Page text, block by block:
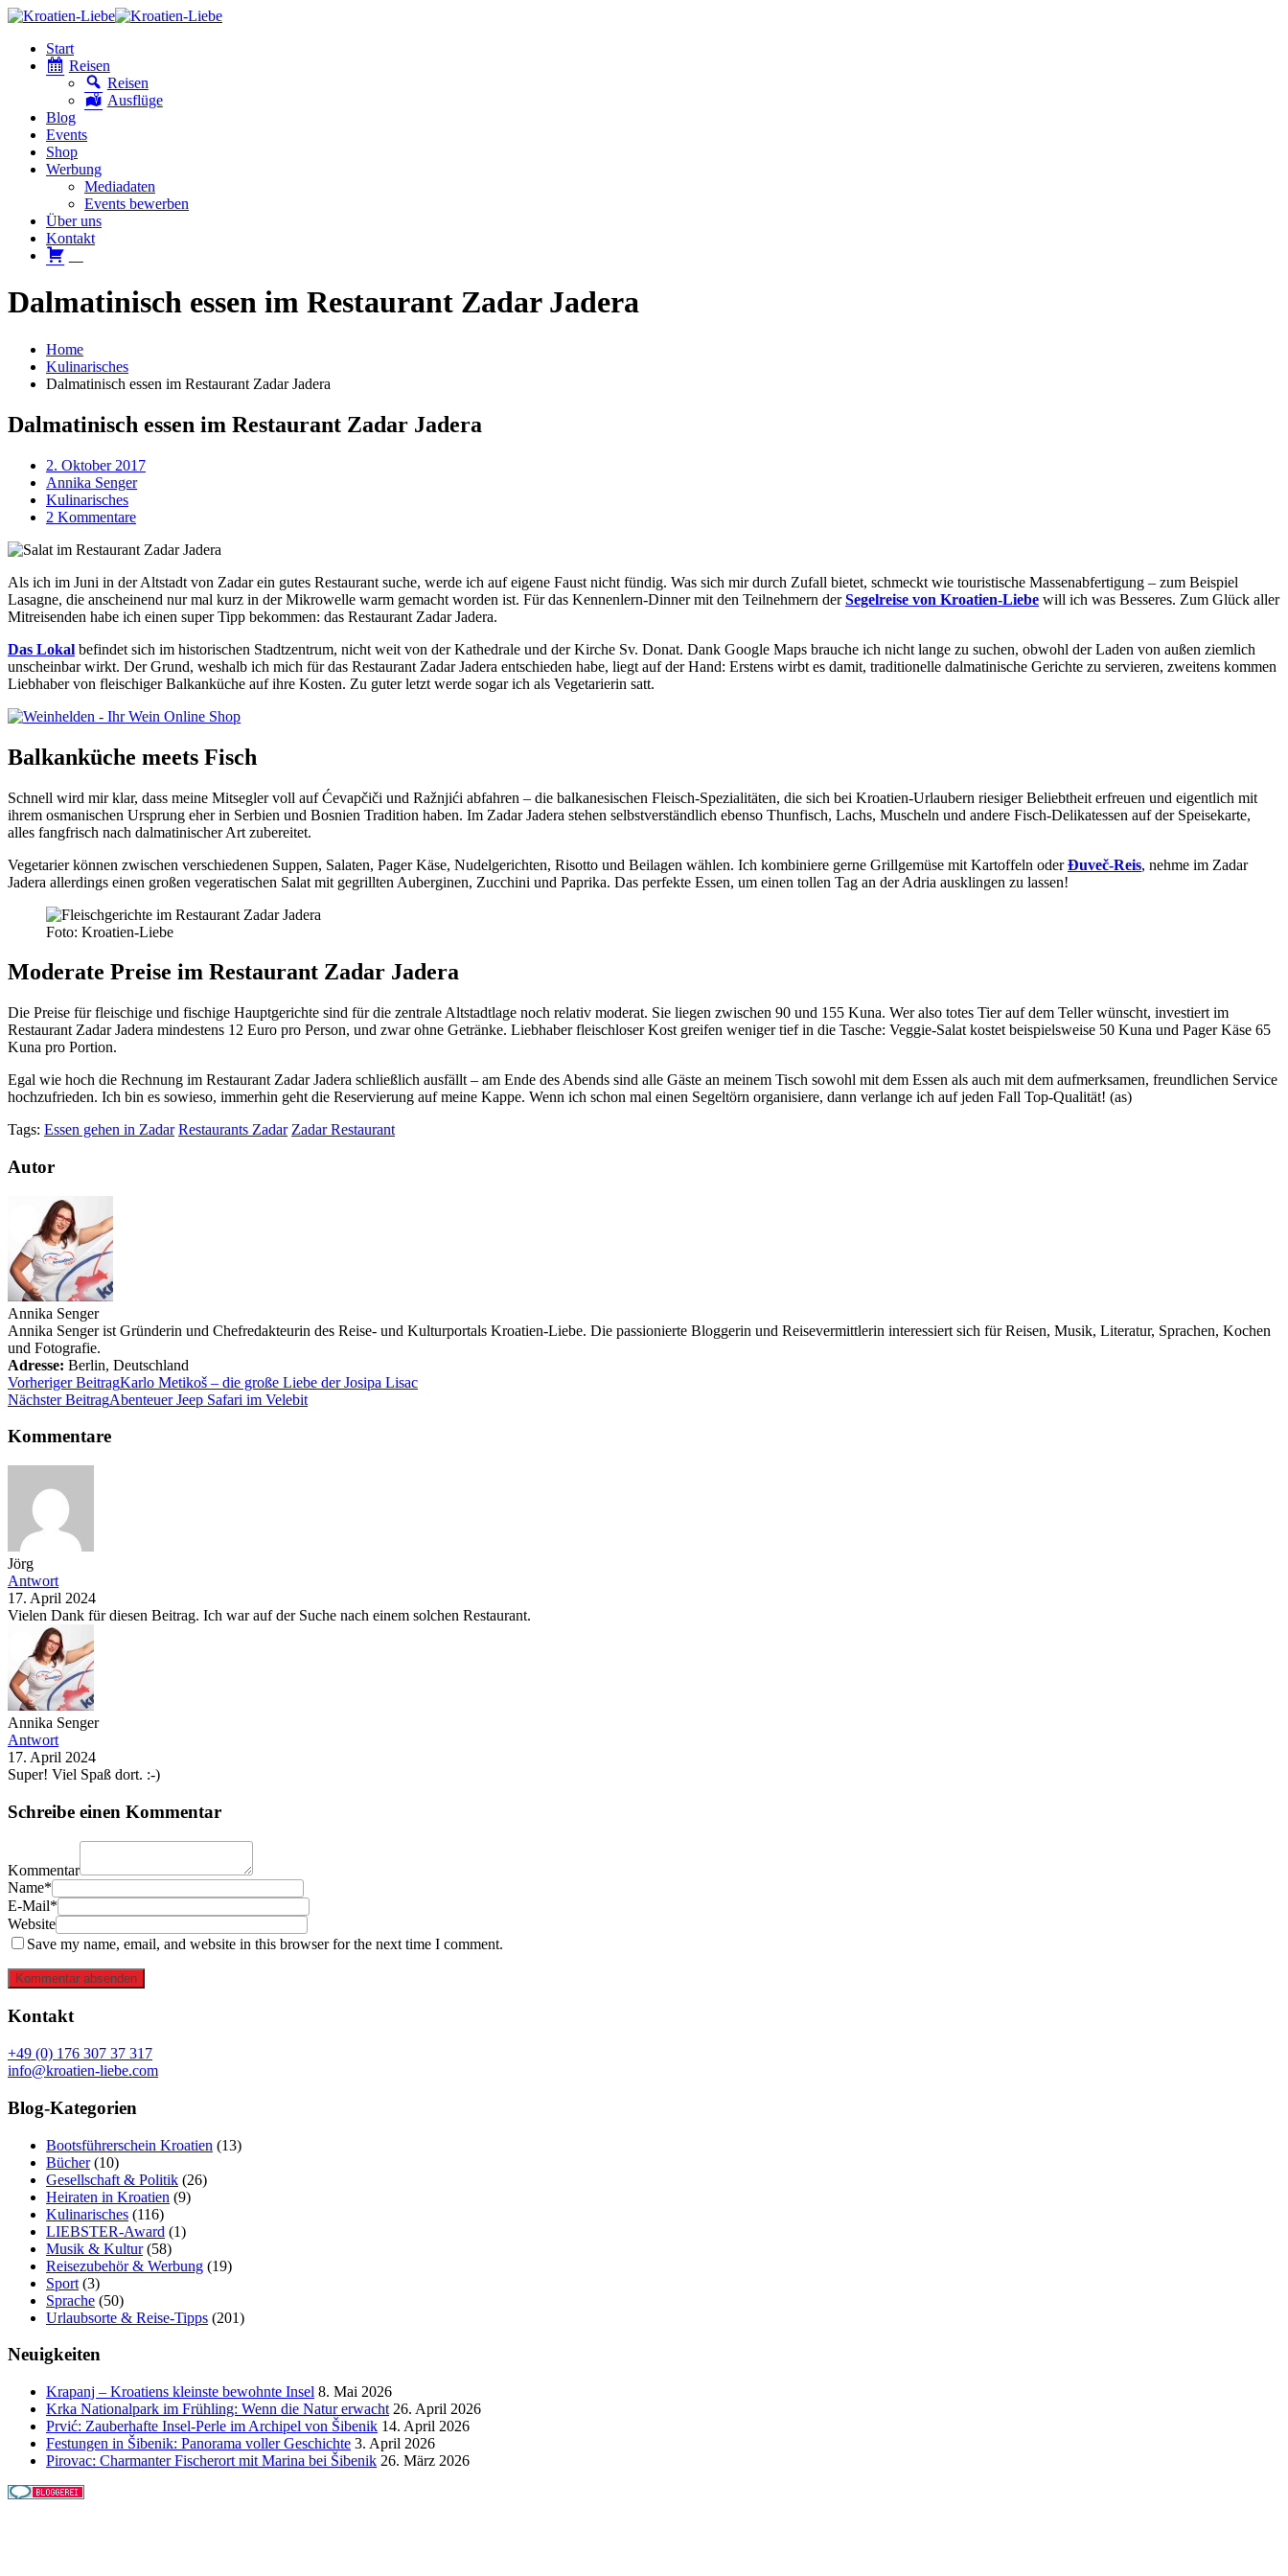
Start
Reisen
Reisen
Ausflüge
Blog
Events
Shop
Werbung
Mediadaten
Events bewerben
Über uns
Kontakt
Dalmatinisch essen im Restaurant Zadar Jadera
Home
Kulinarisches
Dalmatinisch essen im Restaurant Zadar Jadera
Dalmatinisch essen im Restaurant Zadar Jadera
2. Oktober 2017
Annika Senger
Kulinarisches
2 Kommentare
Als ich im Juni in der Altstadt von Zadar ein gutes Restaurant suche, werde ich auf eigene Faust nicht fündig. Was sich mir durch Zufall bietet, schmeckt wie touristische Massenabfertigung – zum Beispiel
Lasagne, die anscheinend nur mal kurz in der Mikrowelle warm gemacht worden ist. Für das Kennenlern-Dinner mit den Teilnehmern derSegelreise von Kroatien-Liebe will ich was Besseres. Zum Glück aller
Mitreisenden habe ich einen super Tipp bekommen: das Restaurant Zadar Jadera.
Das Lokal befindet sich im historischen Stadtzentrum, nicht weit von der Kathedrale und der Kirche Sv. Donat. Dank Google Maps brauche ich nicht lange zu suchen, obwohl der Laden von außen ziemlich
unscheinbar wirkt. Der Grund, weshalb ich mich für das Restaurant Zadar Jadera entschieden habe, liegt auf der Hand: Erstens wirbt es damit, traditionelle dalmatinische Gerichte zu servieren, zweitens kommen
Liebhaber von fleischiger Balkanküche auf ihre Kosten. Zu guter letzt werde sogar ich als Vegetarierin satt.
Balkanküche meets Fisch
Schnell wird mir klar, dass meine Mitsegler voll auf Ćevapčiči und Ražnjići abfahren – die balkanesischen Fleisch-Spezialitäten, die sich bei Kroatien-Urlaubern riesiger Beliebtheit erfreuen und eigentlich mit
ihrem osmanischen Ursprung eher in Serbien und Bosnien Tradition haben. Im Zadar Jadera stehen selbstverständlich ebenso Thunfisch, Lachs, Muscheln und andere Fisch-Delikatessen auf der Speisekarte,
alles fangfrisch nach dalmatinischer Art zubereitet.
Vegetarier können zwischen verschiedenen Suppen, Salaten, Pager Käse, Nudelgerichten, Risotto und Beilagen wählen. Ich kombiniere gerne Grillgemüse mit Kartoffeln oderÐuveč-Reis, nehme im Zadar
Jadera allerdings einen großen vegeratischen Salat mit gegrillten Auberginen, Zucchini und Paprika. Das perfekte Essen, um einen tollen Tag an der Adria ausklingen zu lassen!
Foto: Kroatien-Liebe
Moderate Preise im Restaurant Zadar Jadera
Die Preise für fleischige und fischige Hauptgerichte sind für die zentrale Altstadtlage noch relativ moderat. Sie liegen zwischen 90 und 155 Kuna. Wer also totes Tier auf dem Teller wünscht, investiert im
Restaurant Zadar Jadera mindestens 12 Euro pro Person, und zwar ohne Getränke. Liebhaber fleischloser Kost greifen weniger tief in die Tasche: Veggie-Salat kostet beispielsweise 50 Kuna und Pager Käse 65
Kuna pro Portion.
Egal wie hoch die Rechnung im Restaurant Zadar Jadera schließlich ausfällt – am Ende des Abends sind alle Gäste an meinem Tisch sowohl mit dem Essen als auch mit dem aufmerksamen, freundlichen Service
hochzufrieden. Ich bin es sowieso, immerhin geht die Reservierung auf meine Kappe. Wenn ich schon mal einen Segeltörn organisiere, dann verlange ich auf jeden Fall Top-Qualität! (as)
Tags: Essen gehen in Zadar Restaurants Zadar Zadar Restaurant
Autor
Annika Senger
Annika Senger ist Gründerin und Chefredakteurin des Reise- und Kulturportals Kroatien-Liebe. Die passionierte Bloggerin und Reisevermittlerin interessiert sich für Reisen, Musik, Literatur, Sprachen, Kochen
und Fotografie.
Adresse: Berlin, Deutschland
Vorheriger BeitragKarlo Metikoš – die große Liebe der Josipa Lisac
Nächster BeitragAbenteuer Jeep Safari im Velebit
Kommentare
Jörg
Antwort
17. April 2024
Vielen Dank für diesen Beitrag. Ich war auf der Suche nach einem solchen Restaurant.
Annika Senger
Antwort
17. April 2024
Super! Viel Spaß dort. :-)
Schreibe einen Kommentar
Kommentar
Name*
E-Mail*
Website
Save my name, email, and website in this browser for the next time I comment.
Kommentar absenden
Kontakt
+49 (0) 176 307 37 317
info@kroatien-liebe.com
Blog-Kategorien
Bootsführerschein Kroatien (13)
Bücher(10)
Gesellschaft & Politik (26)
Heiraten in Kroatien (9)
Kulinarisches (116)
LIEBSTER-Award (1)
Musik & Kultur(58)
Reisezubehör & Werbung (19)
Sport (3)
Sprache (50)
Urlaubsorte & Reise-Tipps (201)
Neuigkeiten
Krapanj – Kroatiens kleinste bewohnte Insel 8. Mai 2026
Krka Nationalpark im Frühling: Wenn die Natur erwacht 26. April 2026
Prvić: Zauberhafte Insel-Perle im Archipel von Šibenik 14. April 2026
Festungen in Šibenik: Panorama voller Geschichte 3. April 2026
Pirovac: Charmanter Fischerort mit Marina bei Šibenik 26. März 2026